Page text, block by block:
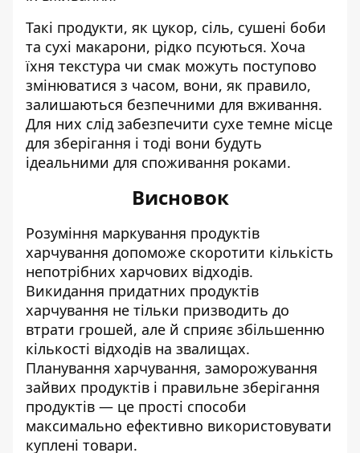
Такі продукти, як цукор, сіль, сушені боби
та сухі макарони, рідко псуються. Хоча
їхня текстура чи смак можуть поступово
змінюватися з часом, вони, як правило,
залишаються безпечними для вживання.
Для них слід забезпечити сухе темне місце
для зберігання і тоді вони будуть
ідеальними для споживання роками.
Висновок
Розуміння маркування продуктів
харчування допоможе скоротити кількість
непотрібних харчових відходів.
Викидання придатних продуктів
харчування не тільки призводить до
втрати грошей, але й сприяє збільшенню
кількості відходів на звалищах.
Планування харчування, заморожування
зайвих продуктів і правильне зберігання
продуктів — це прості способи
максимально ефективно використовувати
куплені товари.